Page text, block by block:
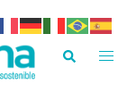
Buscar